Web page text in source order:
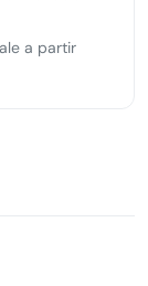
a partir